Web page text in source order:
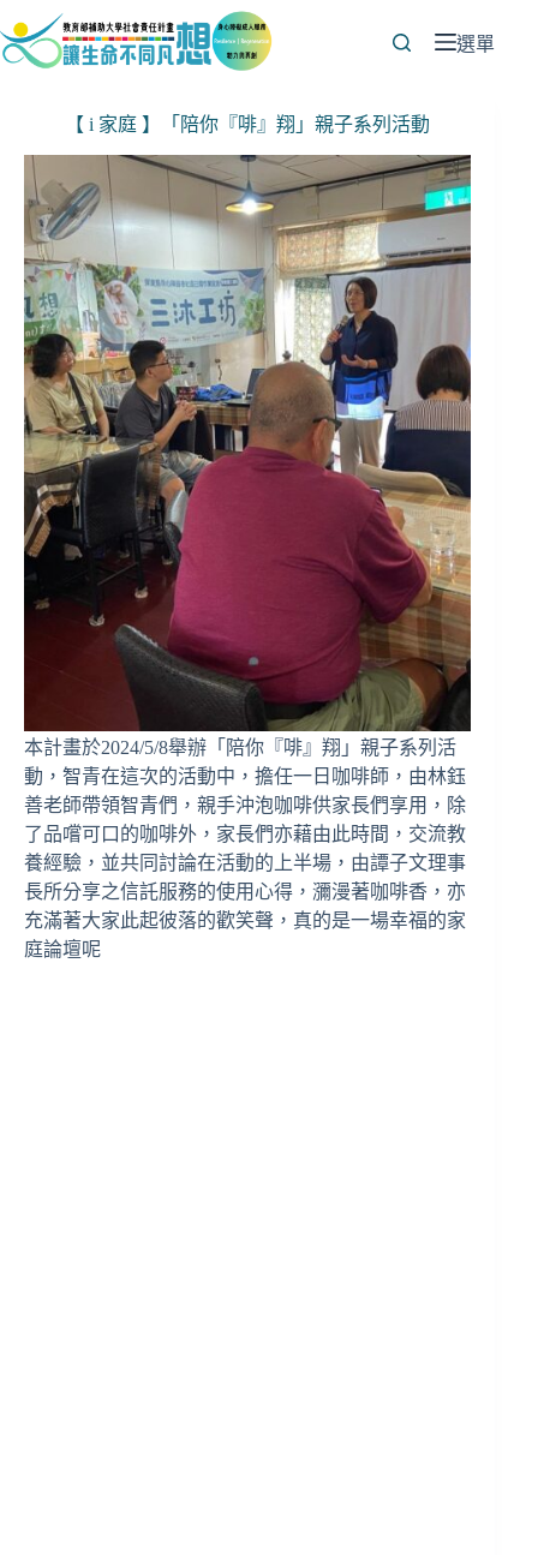
至
選單
【 i 家庭 】「陪你『啡』翔」親子系列活動
本計畫於2024/5/8舉辦「陪你『啡』翔」親子系列活
動，智青在這次的活動中，擔任一日咖啡師，由林鈺
善老師帶領智青們，親手沖泡咖啡供家長們享用，除
了品嚐可口的咖啡外，家長們亦藉由此時間，交流教
養經驗，並共同討論在活動的上半場，由譚子文理事
長所分享之信託服務的使用心得，瀰漫著咖啡香，亦
充滿著大家此起彼落的歡笑聲，真的是一場幸福的家
庭論壇呢